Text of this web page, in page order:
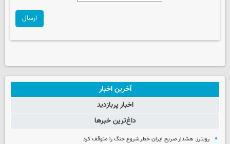
ارسال
آخرین اخبار
اخبار پربازدید
داغ‌ترین خبرها
رویترز: هشدار صریح ایران خطر شروع جنگ را متوقف کرد